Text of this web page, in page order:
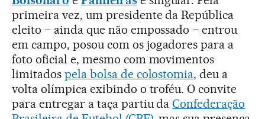
primeira vez, um presidente da República
eleito – ainda que não empossado – entrou
em campo, posou com os jogadores para a
foto oficial e, mesmo com movimentos
limitados pela bolsa de colostomia, deu a
volta olímpica exibindo o troféu. O convite
para entregar a taça partiu daConfederação